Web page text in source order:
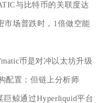
与比特币的关联度达
市场普跌时，1倍做空能
币是对冲以太坊升级
配置；但链上分析师
巨鲸通过Hyperliquid平台